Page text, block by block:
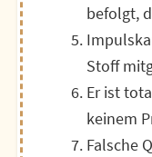
befolgt,
Stoff
Er ist
keinem
Falsche